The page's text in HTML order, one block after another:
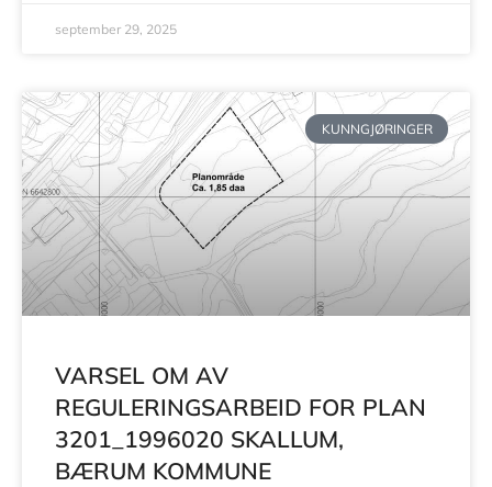
september 29, 2025
KUNNGJØRINGER
VARSEL OM AV
REGULERINGSARBEID FOR PLAN
3201_1996020 SKALLUM,
BÆRUM KOMMUNE